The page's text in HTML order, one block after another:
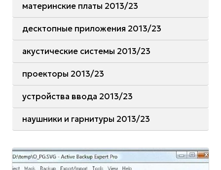
материнские платы 2013/23
десктопные приложения 2013/23
акустические системы 2013/23
проекторы 2013/23
устройства ввода 2013/23
наушники и гарнитуры 2013/23